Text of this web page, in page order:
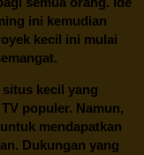
ini kemudian
kecil ini mulai
situs kecil yang
populer. Namun,
mendapatkan
Dukungan yang